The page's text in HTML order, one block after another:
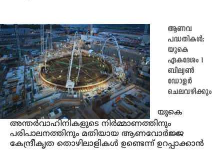
ആണവ
പദ്ധതികൾ;
യുകെ
ഏകദേശം 1
ബില്യൺ
ഡോളർ
ചെലവഴിക്കും
യുകെ
അന്തർവാഹിനികളുടെ നിർമ്മാണത്തിനും
പരിപാലനത്തിനും മതിയായ ആണവോർജ്ജ
കേന്ദ്രീകൃത തൊഴിലാളികൾ ഉണ്ടെന്ന് ഉറപ്പാക്കാൻ